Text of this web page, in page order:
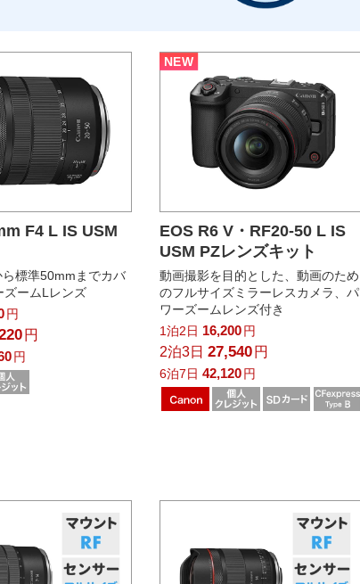
F4 L IS USM
標準50mmまでカバ
ズームLレンズ
円
円
円
EOS R6 V・RF20-50 L IS
USM PZレンズキット
動画撮影を目的とした、動画のため
のフルサイズミラーレスカメラ、パ
ワーズームレンズ付き
1泊2日 16,200円
2泊3日 27,540 円
6泊7日 42,120円
NEW